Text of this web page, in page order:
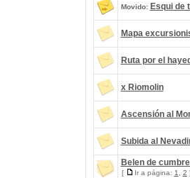
Movido: Esqui de
Mapa
Ruta por el
x Riomolin
Ascensión al
Subida al
Belen de
[ Ir a página: 1 2 ]